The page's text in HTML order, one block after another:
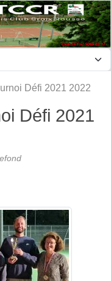
Défi 2021 2022
Défi 2021